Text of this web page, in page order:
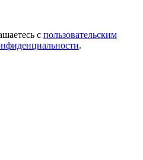
с пользовательским
.